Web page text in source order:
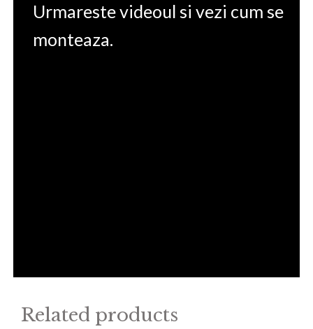
Urmareste videoul si vezi cum se
monteaza.
Related products